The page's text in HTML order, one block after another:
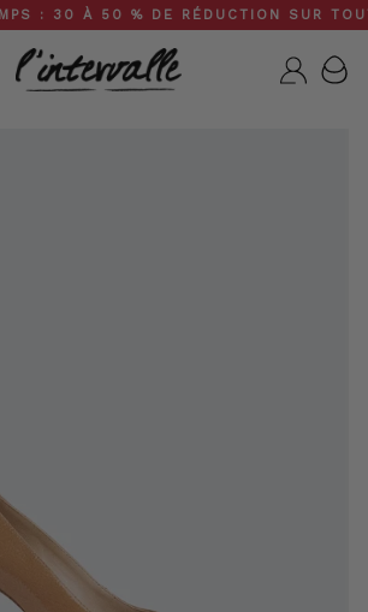
30 À 50 % DE RÉDUCTION SUR TOUT